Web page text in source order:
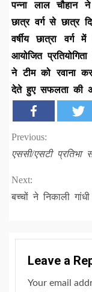
पन्ना लाल चौहान
छात्र वर्ग से छात्र
वर्षीय छात्रा
आयोजित
ने टीम को रवाना
देते हुए सफलता की
Continue
Previous:
एससी/एसटी प्रतिभा
Next:
बच्चों ने निकाली
Leave a
Your email